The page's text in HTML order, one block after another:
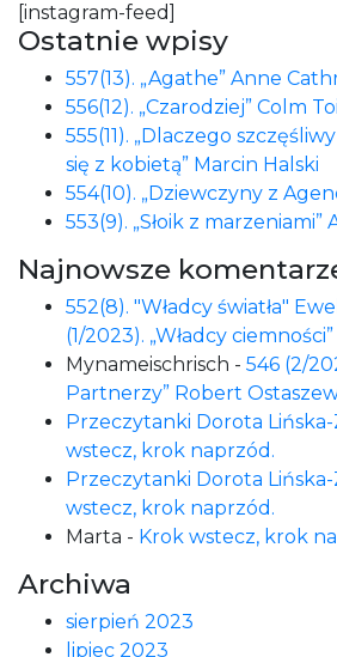
[instagram-feed]
Ostatnie wpisy
557(13). „Agathe” Anne
556(12). „Czarodziej” Colm
555(11). „Dlaczego
się z kobietą” Marcin Halski
554(10). „Dziewczyny z
553(9). „Słoik z marzeniami”
Najnowsze
552(8). "Władcy światła"
(1/2023). „Władcy
Mynameischrisch - 546 (2/
Partnerzy” Robert
Przeczytanki Dorota Lińska-
wstecz, krok naprzód.
Przeczytanki Dorota Lińska-
wstecz, krok naprzód.
Marta - Krok wstecz, krok
Archiwa
sierpień 2023
lipiec 2023